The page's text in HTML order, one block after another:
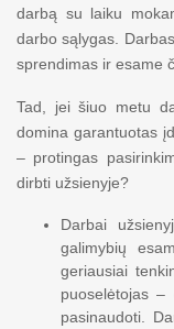
darbą su laiku
darbo sąlygas.
sprendimas ir esame
Tad, jei šiuo metu
domina garantuotas
– protingas
dirbti užsienyje?
Darbai
galimybių
geriausiai
puoselėtojas
pasinaudoti.